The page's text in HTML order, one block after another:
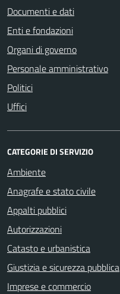
Documenti e dati
Enti e fondazioni
Organi di governo
Personale amministrativo
Politici
Uffici
CATEGORIE DI SERVIZIO
Ambiente
Anagrafe e stato civile
Appalti pubblici
Autorizzazioni
Catasto e urbanistica
Giustizia e sicurezza pubblica
Imprese e commercio